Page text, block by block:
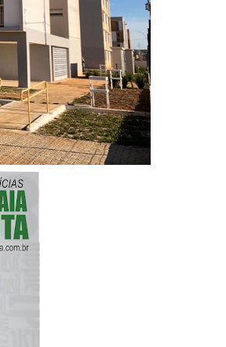
Psytrance em Samambaia
ambiental em Samambaia
Cristã nesta sexta-feira (31)
de supermercado em
“Estou preparado”
sem o filho, sem o útero e sem um
Samambaia
entra em mês decisivo com 72% da